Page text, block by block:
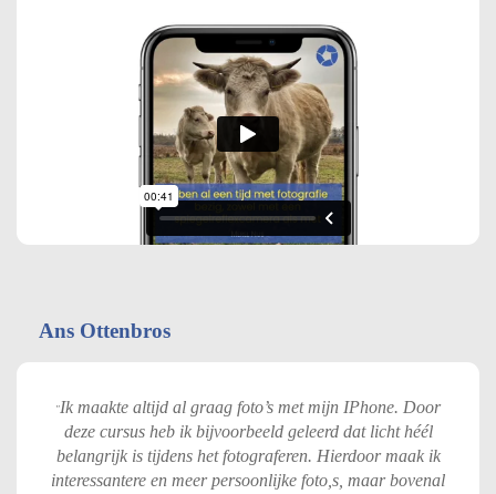
Ans Ottenbros
"Ik maakte altijd al graag foto’s met mijn IPhone. Door
deze cursus heb ik bijvoorbeeld geleerd dat licht héél
belangrijk is tijdens het fotograferen. Hierdoor maak ik
interessantere en meer persoonlijke foto,s, maar bovenal